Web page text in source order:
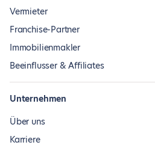
Vermieter
Franchise-Partner
Immobilienmakler
Beeinflusser & Affiliates
Unternehmen
Über uns
Karriere